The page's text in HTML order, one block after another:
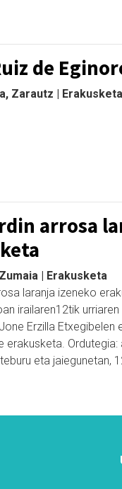
de
Zarautz | Erakusketa
arrosa
| Erakusketa
laranja izeneko
irailaren12tik
Erzilla Etxegibelen
erakusketa. Ordutegia:
eta jaiegunetan,